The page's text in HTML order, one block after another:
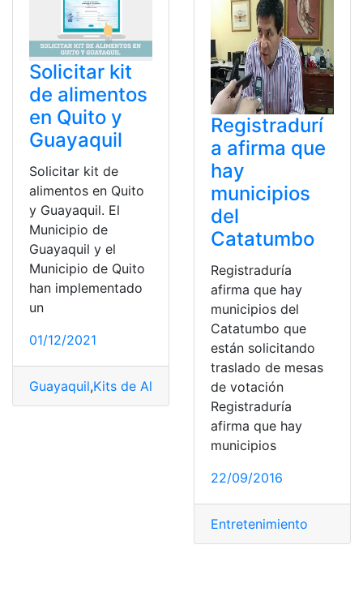
Solicitar kit
de alimentos
en Quito y
Guayaquil
Solicitar kit de
alimentos en Quito
y Guayaquil. El
Municipio de
Guayaquil y el
Municipio de Quito
han implementado
un
01/12/2021
Guayaquil,Kits de Alimentos Quito,Requisitos
Registradurí
a afirma que
hay
municipios
del
Catatumbo
Registraduría
afirma que hay
municipios del
Catatumbo que
están solicitando
traslado de mesas
de votación
Registraduría
afirma que hay
municipios
22/09/2016
Entretenimiento